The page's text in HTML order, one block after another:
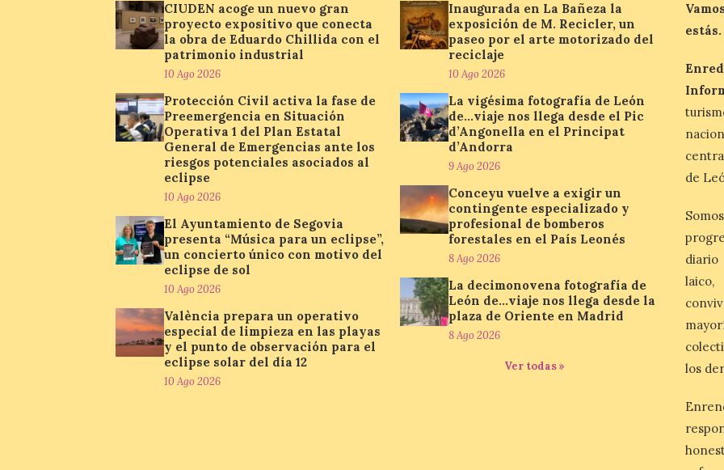
CIUDEN acoge un nuevo gran
proyecto expositivo que conecta
la obra de Eduardo Chillida con el
patrimonio industrial
10 Ago 2026
Protección Civil activa la fase de
Preemergencia en Situación
Operativa 1 del Plan Estatal
General de Emergencias ante los
riesgos potenciales asociados al
eclipse
10 Ago 2026
El Ayuntamiento de Segovia
presenta “Música para un eclipse”,
un concierto único con motivo del
eclipse de sol
10 Ago 2026
València prepara un operativo
especial de limpieza en las playas
y el punto de observación para el
eclipse solar del día 12
10 Ago 2026
Inaugurada en La Bañeza la
exposición de M. Recicler, un
paseo por el arte motorizado del
reciclaje
10 Ago 2026
La vigésima fotografía de León
de…viaje nos llega desde el Pic
d’Angonella en el Principat
d’Andorra
9 Ago 2026
Conceyu vuelve a exigir un
contingente especializado y
profesional de bomberos
forestales en el País Leonés
8 Ago 2026
La decimonovena fotografía de
León de…viaje nos llega desde la
plaza de Oriente en Madrid
8 Ago 2026
Ver todas »
estás.
de
diario
los